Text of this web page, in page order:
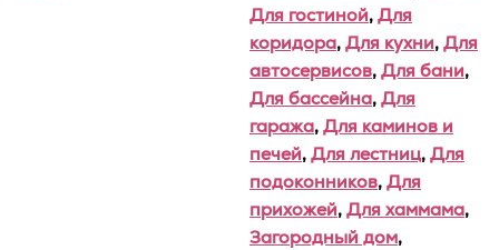
Для гостиной,Для
коридора,Для кухни,Для
автосервисов,Для бани,
Для бассейна,Для
гаража,Для каминов и
печей,Для лестниц,Для
подоконников,Для
прихожей,Для хаммама,
Загородный дом,